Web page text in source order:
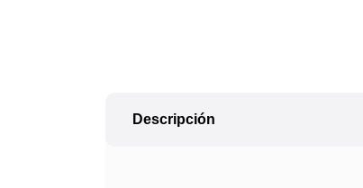
Descripción